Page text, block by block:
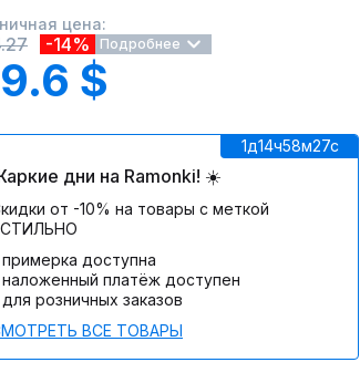
цена:
-14% Подробнее
$
1д14ч58м27c
дни на Ramonki! ☀️
от -10% на товары с меткой
доступна
платёж доступен
розничных заказов
ВСЕ ТОВАРЫ